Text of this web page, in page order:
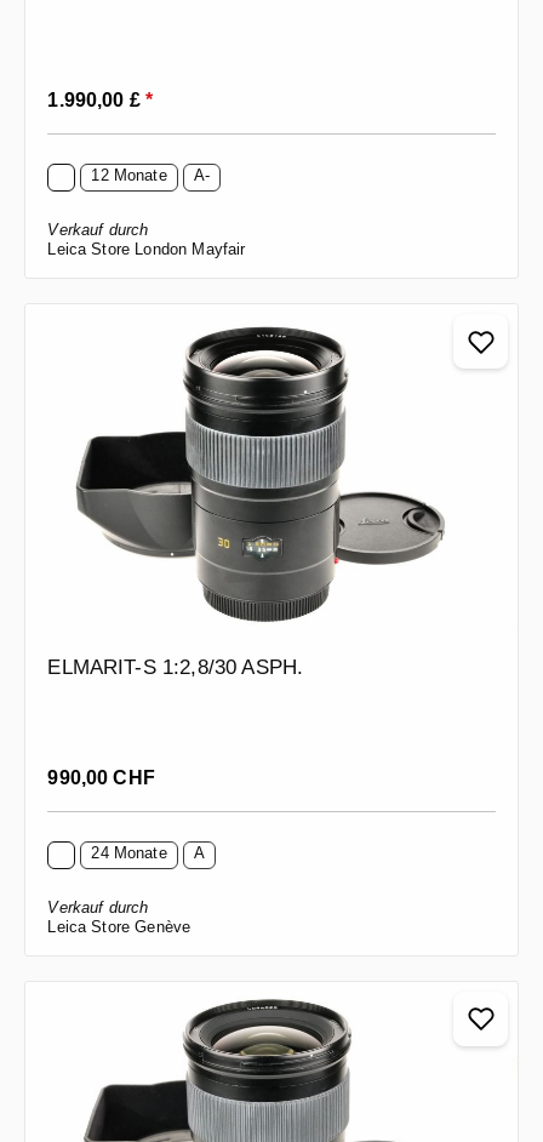
Regulärer Preis:
1.990,00 £*
12 Monate A-
Verkauf durch
Leica Store London Mayfair
ELMARIT-S 1:2,8/30 ASPH.
Regulärer Preis:
990,00 CHF
24 Monate A
Verkauf durch
Leica Store Genève